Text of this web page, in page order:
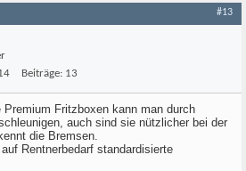
#13
Beiträge: 13
Premium Fritzboxen kann man durch
auch sind sie nützlicher bei der
die Bremsen.
Rentnerbedarf standardisierte